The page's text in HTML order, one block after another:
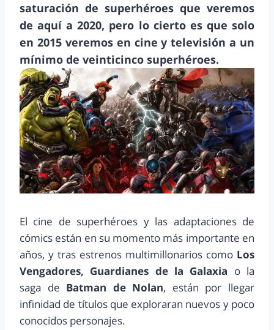
saturación de superhéroes que veremos
de aquí a 2020, pero lo cierto es que solo
en 2015 veremos en cine y televisión a un
mínimo de veinticinco superhéroes.
El cine de superhéroes y las adaptaciones de
cómics están en su momento más importante en
años, y tras estrenos multimillonarios como Los
Vengadores, Guardianes de la Galaxia o la
saga de Batman de Nolan, están por llegar
infinidad de títulos que exploraran nuevos y poco
conocidos personajes.